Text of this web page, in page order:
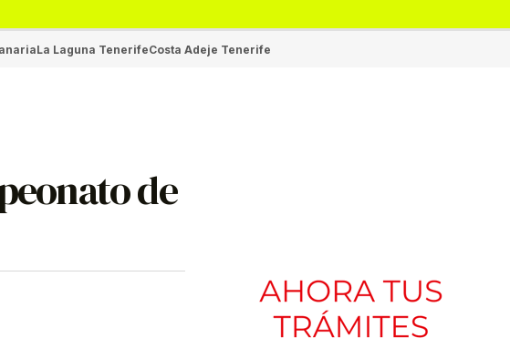
La Laguna TenerifeCosta Adeje Tenerife
de